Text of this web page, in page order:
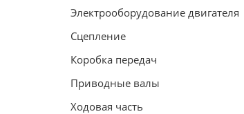
Электрооборудование двигателя
Сцепление
Коробка передач
Приводные валы
Ходовая часть